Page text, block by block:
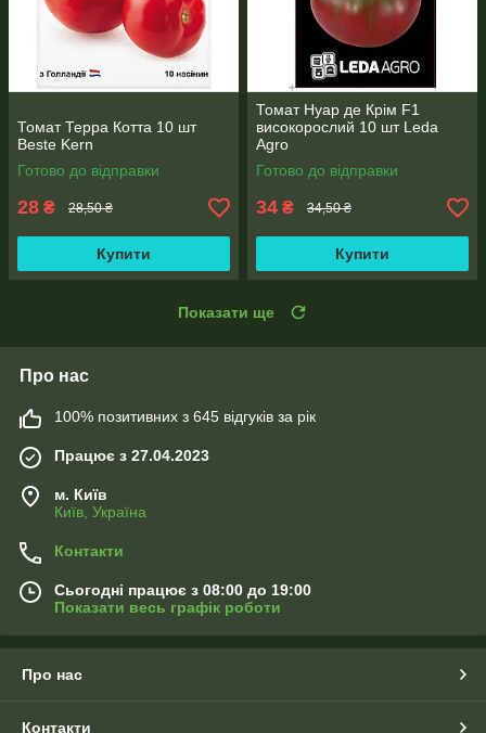
Томат Терра Котта 10 шт
Beste Kern
Готово до відправки
28 ₴ 28,50 ₴
Купити
Томат Нуар де Крім F1
високорослий 10 шт Leda
Agro
Готово до відправки
34 ₴ 34,50 ₴
Купити
Показати ще
Про нас
100% позитивних з 645 відгуків за рік
Працює з 27.04.2023
м. Київ
Київ, Україна
Контакти
Сьогодні працює з 08:00 до 19:00
Показати весь графік роботи
Про нас
Контакти